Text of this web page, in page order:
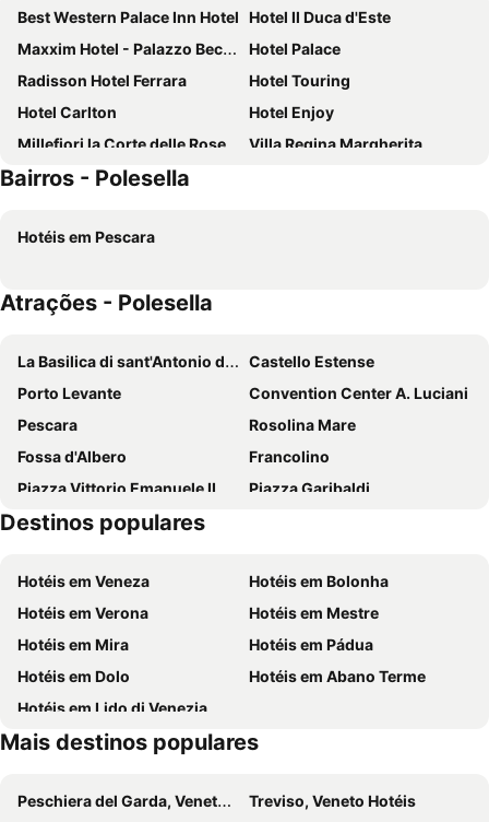
Best Western Palace Inn Hotel Hotel Il Duca d'Este
Maxxim Hotel - Palazzo Beccari Freguglia
Hotel Palace
Radisson Hotel Ferrara
Hotel Touring
Hotel Carlton
Hotel Enjoy
Millefiori la Corte delle Rose
Villa Regina Margherita
Best Western Hotel Cristallo
Piazza Nova Guest House
Hotel Ferrara
Bairros - Polesella
Hotéis em Pescara
Atrações - Polesella
La Basilica di sant'Antonio di Padova
Castello Estense
Porto Levante
Convention Center A. Luciani
Pescara
Rosolina Mare
Fossa d'Albero
Francolino
Piazza Vittorio Emanuele II
Piazza Garibaldi
Baura
Piazza Municipale
Villa Pojana
Iris
Fiera di Ferrara
Botanic Garden
Rosolina Mare
Palazzo Massari
Destinos populares
Hotéis em Veneza
Hotéis em Bolonha
Hotéis em Verona
Hotéis em Mestre
Hotéis em Mira
Hotéis em Pádua
Hotéis em Dolo
Hotéis em Abano Terme
Hotéis em Lido di Venezia
Mais destinos populares
Peschiera del Garda, Veneto Hotéis
Treviso, Veneto Hotéis